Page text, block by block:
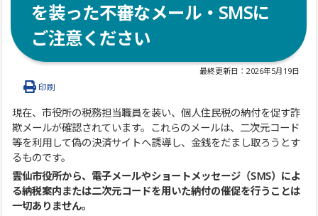
を装った不審なメール・SMSに
ご注意ください
最終更新日：2026年5月19日
印刷
現在、市役所の税務担当職員を装い、個人住民税の納付を促す詐
欺メールが確認されています。これらのメールは、二次元コード
等を利用して偽の決済サイトへ誘導し、金銭をだまし取ろうとす
るものです。
雲仙市役所から、電子メールやショートメッセージ（SMS）によ
る納税案内または二次元コードを用いた納付の催促を行うことは
一切ありません。